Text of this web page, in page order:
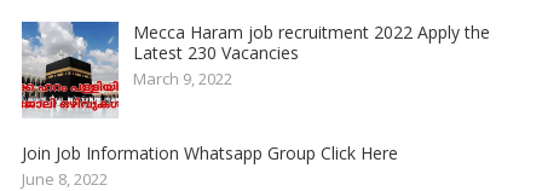
Mecca Haram job recruitment 2022 Apply the
Latest 230 Vacancies
March 9, 2022
Join Job Information Whatsapp Group Click Here
June 8, 2022